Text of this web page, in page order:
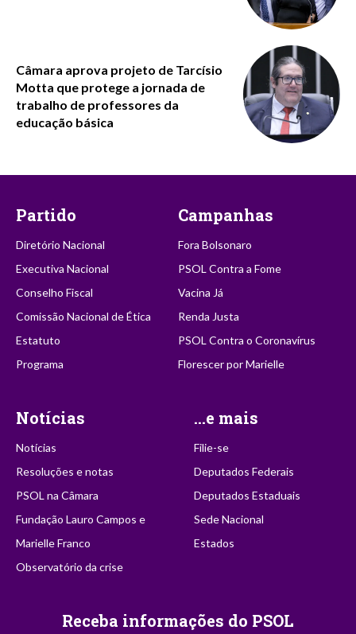
Câmara aprova projeto de Tarcísio
Motta que protege a jornada de
trabalho de professores da
educação básica
Partido
Diretório Nacional
Executiva Nacional
Conselho Fiscal
Comissão Nacional de Ética
Estatuto
Programa
Campanhas
Fora Bolsonaro
PSOL Contra a Fome
Vacina Já
Renda Justa
PSOL Contra o Coronavírus
Florescer por Marielle
Notícias
Notícias
Resoluções e notas
PSOL na Câmara
Fundação Lauro Campos e
Marielle Franco
Observatório da crise
...e mais
Filie-se
Deputados Federais
Deputados Estaduais
Sede Nacional
Estados
Receba informações do PSOL